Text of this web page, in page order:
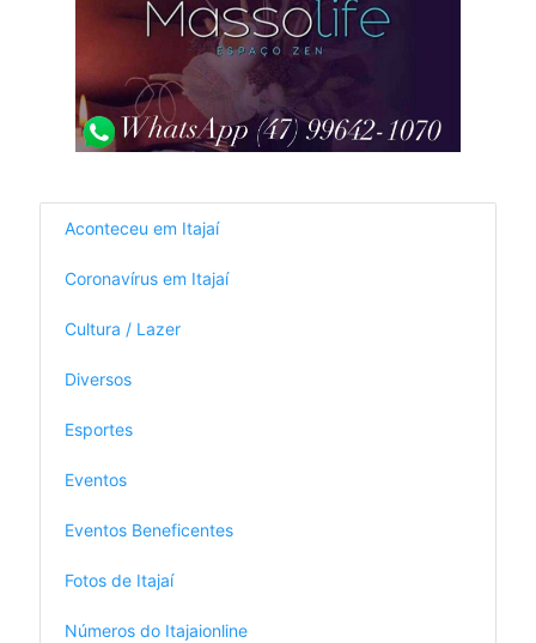
Aconteceu em Itajaí
Coronavírus em Itajaí
Cultura / Lazer
Diversos
Esportes
Eventos
Eventos Beneficentes
Fotos de Itajaí
Números do Itajaionline